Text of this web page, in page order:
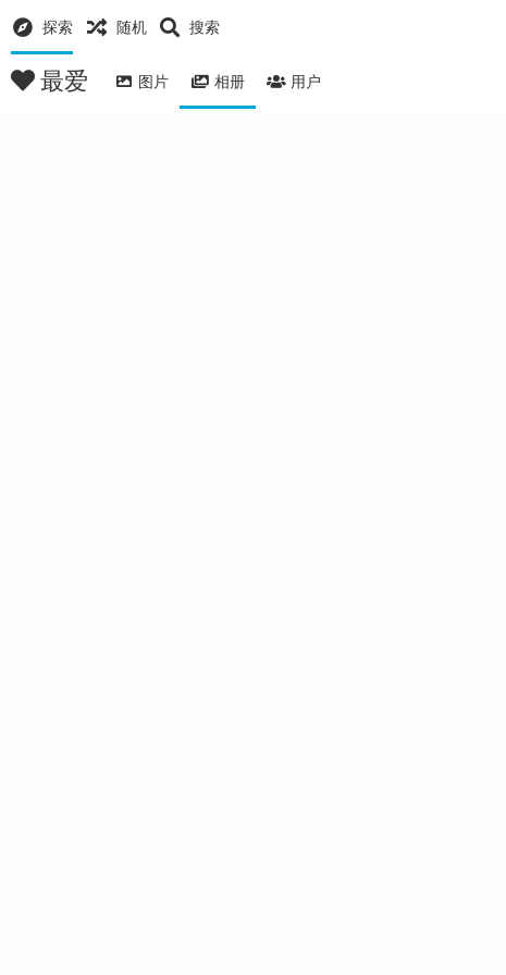
探索 随机 搜索
最爱 图片 相册 用户